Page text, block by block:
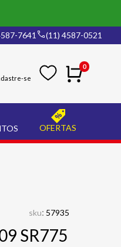
7641 (11) 4587-0521
0
OFERTAS
sku: 57935
SR775